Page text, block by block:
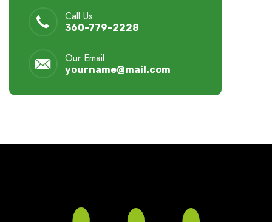
Call Us
360-779-2228
Our Email
yourname@mail.com